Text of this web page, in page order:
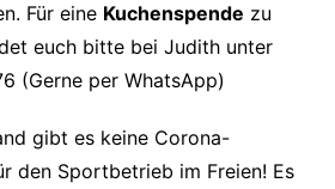
Für eine Kuchenspende zu
euch bitte bei Judith unter
(Gerne per WhatsApp)
gibt es keine Corona-
den Sportbetrieb im Freien! Es